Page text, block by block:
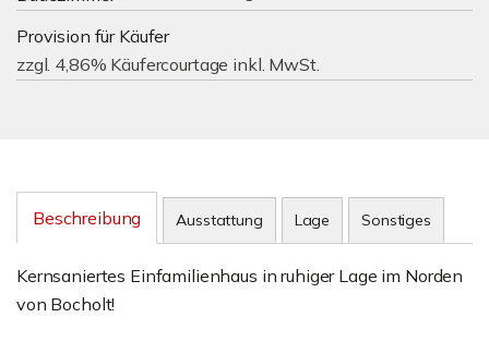
Provision für Käufer
zzgl. 4,86% Käufercourtage inkl. MwSt.
Beschreibung Ausstattung Lage Sonstiges
Kernsaniertes Einfamilienhaus in ruhiger Lage im Norden
von Bocholt!